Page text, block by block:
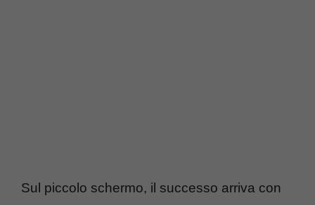
Sul piccolo schermo, il successo arriva con